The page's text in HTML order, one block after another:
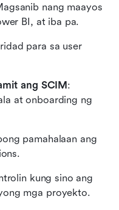
nang maayos
BI, at iba pa.
para sa user
ang SCIM:
at onboarding ng
pamahalaan ang
kung sino ang
mga proyekto.